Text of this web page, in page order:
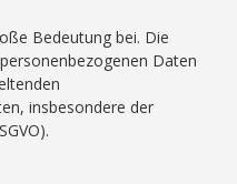
Bedeutung bei. Die
Daten
insbesondere der